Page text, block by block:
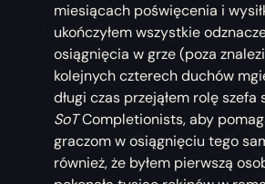
miesiącach poświęcenia i
ukończyłem wszystkie
osiągnięcia w grze (poza
kolejnych czterech duchów
długi czas przejąłem rolę szefa
SoTCompletionists, aby
graczom w osiągnięciu tego
również, że byłem pierwszą